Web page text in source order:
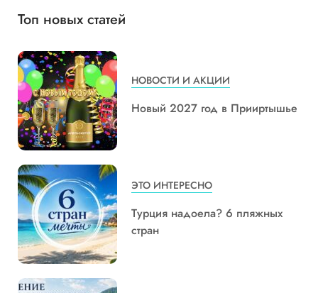
Топ новых статей
НОВОСТИ И АКЦИИ
Новый 2027 год в Прииртышье
ЭТО ИНТЕРЕСНО
Турция надоела? 6 пляжных
стран